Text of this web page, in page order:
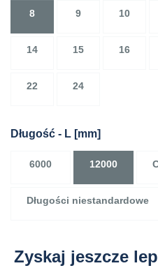
8 9 10
14 15 16
22 24
Długość - L [mm]
6000 12000
Długości niestandardowe
Zyskaj jeszcze